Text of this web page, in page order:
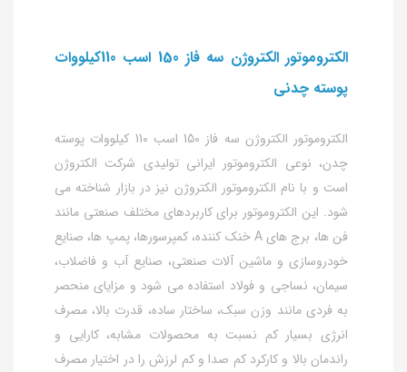
الکتروموتور الکتروژن سه فاز 150 اسب 110کیلووات
پوسته چدنی
الکتروموتور الکتروژن سه فاز 150 اسب 110 کیلووات پوسته
چدن، نوعی الکتروموتور ایرانی تولیدی شرکت الکتروژن
است و با نام الکتروموتور الکتروژن نیز در بازار شناخته می
شود. این الکتروموتور برای کاربردهای مختلف صنعتی مانند
فن ها، برج های A خنک کننده، کمپرسورها، پمپ ها، صنایع
خودروسازی و ماشین آلات صنعتی، صنایع آب و فاضلاب،
سیمان، نساجی و فولاد استفاده می شود و مزایای منحصر
به فردی مانند وزن سبک، ساختار ساده، قدرت بالا، مصرف
انرژی بسیار کم نسبت به محصولات مشابه، کارایی و
راندمان بالا و کارکرد کم صدا و کم لرزش را در اختیار مصرف